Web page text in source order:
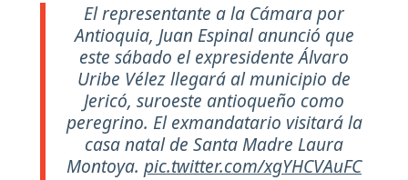
El representante a la Cámara por
Antioquia, Juan Espinal anunció que
este sábado el expresidente Álvaro
Uribe Vélez llegará al municipio de
Jericó, suroeste antioqueño como
peregrino. El exmandatario visitará la
casa natal de Santa Madre Laura
Montoya. pic.twitter.com/xgYHCVAuFC